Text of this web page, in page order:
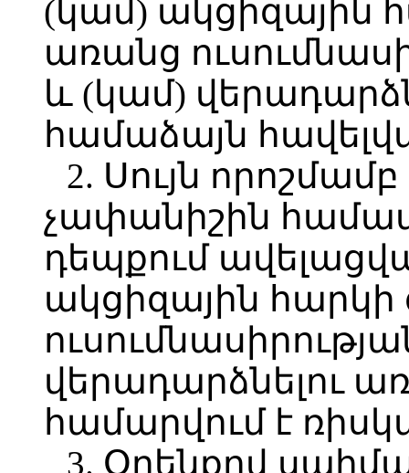
(կամ) ակցիզային
առանց
և (կամ)
համաձայն
2. Սույն
չափանիշին
դեպքում
ակցիզային
վերադարձնելու
համարվում է
3. Օրենքով